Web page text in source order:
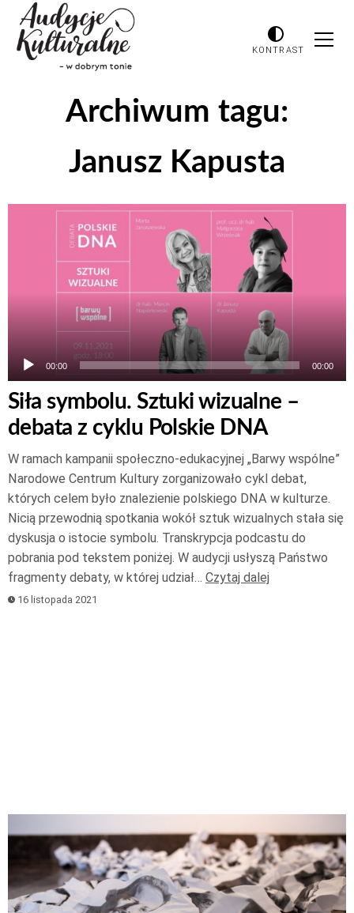
KONTRAST
Archiwum tagu:
Janusz Kapusta
Odtwarzacz
dźwiękowych
00:00 00:00
Siła symbolu. Sztuki wizualne –
debata z cyklu Polskie DNA
W ramach kampanii społeczno-edukacyjnej „Barwy wspólne”
Narodowe Centrum Kultury zorganizowało cykl debat,
których celem było znalezienie polskiego DNA w kulturze.
Nicią przewodnią spotkania wokół sztuk wizualnych stała się
dyskusja o istocie symbolu. Transkrypcja podcastu do
pobrania pod tekstem poniżej. W audycji usłyszą Państwo
fragmenty debaty, w której udział… Czytaj dalej
16 listopada 2021
dźwiękowych